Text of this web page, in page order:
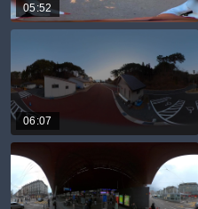
05:52
06:07